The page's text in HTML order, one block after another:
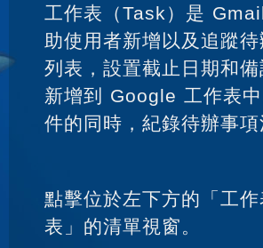
工作表（Task）是
助使用者新增以及追蹤
列表，設置截止日期和
新增到 Google 工作表
件的同時，紀錄待辦事項
點擊位於左下方的「工
表」的清單視窗。